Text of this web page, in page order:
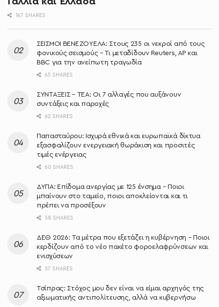
167 SHARES
ΣΕΙΣΜΟΙ ΒΕΝΕΖΟΥΕΛΑ: Στους 235 οι νεκροί από τους
φονικούς σεισμούς – Τι μεταδίδουν Reuters, AP και
BBC για την ανείπωτη τραγωδία
65 SHARES
ΣΥΝΤΑΞΕΙΣ – ΤΕΑ: Οι 7 αλλαγές που αυξάνουν
συντάξεις και παροχές
62 SHARES
Παπασταύρου: Ισχυρά εθνικά και ευρωπαϊκά δίκτυα
εξασφαλίζουν ενεργειακή θωράκιση και προσιτές
τιμές ενέργειας
60 SHARES
ΔΥΠΑ: Επίδομα ανεργίας με 125 ένσημα – Ποιοι
μπαίνουν στο ταμείο, ποιοι αποκλείονται και τι
πρέπει να προσέξουν
58 SHARES
ΔΕΘ 2026: Τα μέτρα που εξετάζει η κυβέρνηση – Ποιοι
κερδίζουν από το νέο πακέτο φοροελαφρύνσεων και
ενισχύσεων
57 SHARES
Τσίπρας: Στόχος μου δεν είναι να είμαι αρχηγός της
αξιωματικής αντιπολίτευσης, αλλά να κυβερνήσω